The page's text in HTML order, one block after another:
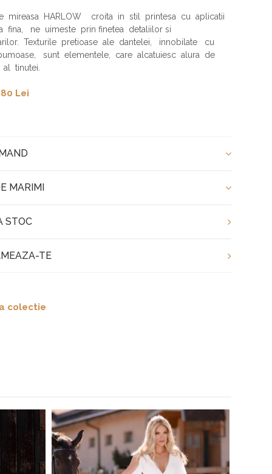
mireasa HARLOW croita in stil printesa cu aplicatii
fina, ne uimeste prin finetea detaliilor si
Texturile pretioase ale dantelei, innobilate cu
sunt elementele, care alcatuiesc alura de
al tinutei.
Lei
MARIMI
STOC
TE
colectie